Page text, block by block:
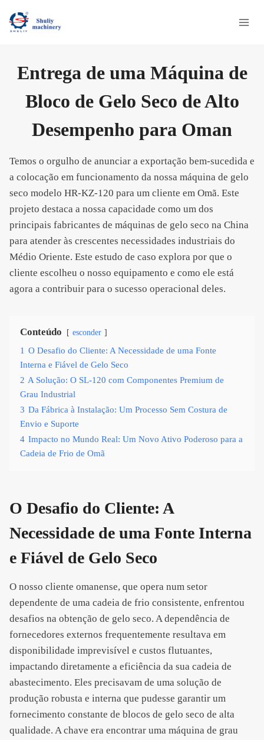
Entrega de uma Máquina de
Bloco de Gelo Seco de Alto
Desempenho para Oman
Temos o orgulho de anunciar a exportação bem-sucedida e
a colocação em funcionamento da nossa máquina de gelo
seco modelo HR-KZ-120 para um cliente em Omã. Este
projeto destaca a nossa capacidade como um dos
principais fabricantes de máquinas de gelo seco na China
para atender às crescentes necessidades industriais do
Médio Oriente. Este estudo de caso explora por que o
cliente escolheu o nosso equipamento e como ele está
agora a contribuir para o sucesso operacional deles.
Conteúdo esconder
1 O Desafio do Cliente: A Necessidade de uma Fonte
Interna e Fiável de Gelo Seco
2 A Solução: O SL-120 com Componentes Premium de
Grau Industrial
3 Da Fábrica à Instalação: Um Processo Sem Costura de
Envio e Suporte
4 Impacto no Mundo Real: Um Novo Ativo Poderoso para a
Cadeia de Frio de Omã
O Desafio do Cliente: A
Necessidade de uma Fonte Interna
e Fiável de Gelo Seco
O nosso cliente omanense, que opera num setor
dependente de uma cadeia de frio consistente, enfrentou
desafios na obtenção de gelo seco. A dependência de
fornecedores externos frequentemente resultava em
disponibilidade imprevisível e custos flutuantes,
impactando diretamente a eficiência da sua cadeia de
abastecimento. Eles precisavam de uma solução de
produção robusta e interna que pudesse garantir um
fornecimento constante de blocos de gelo seco de alta
qualidade. A chave era encontrar uma máquina de grau